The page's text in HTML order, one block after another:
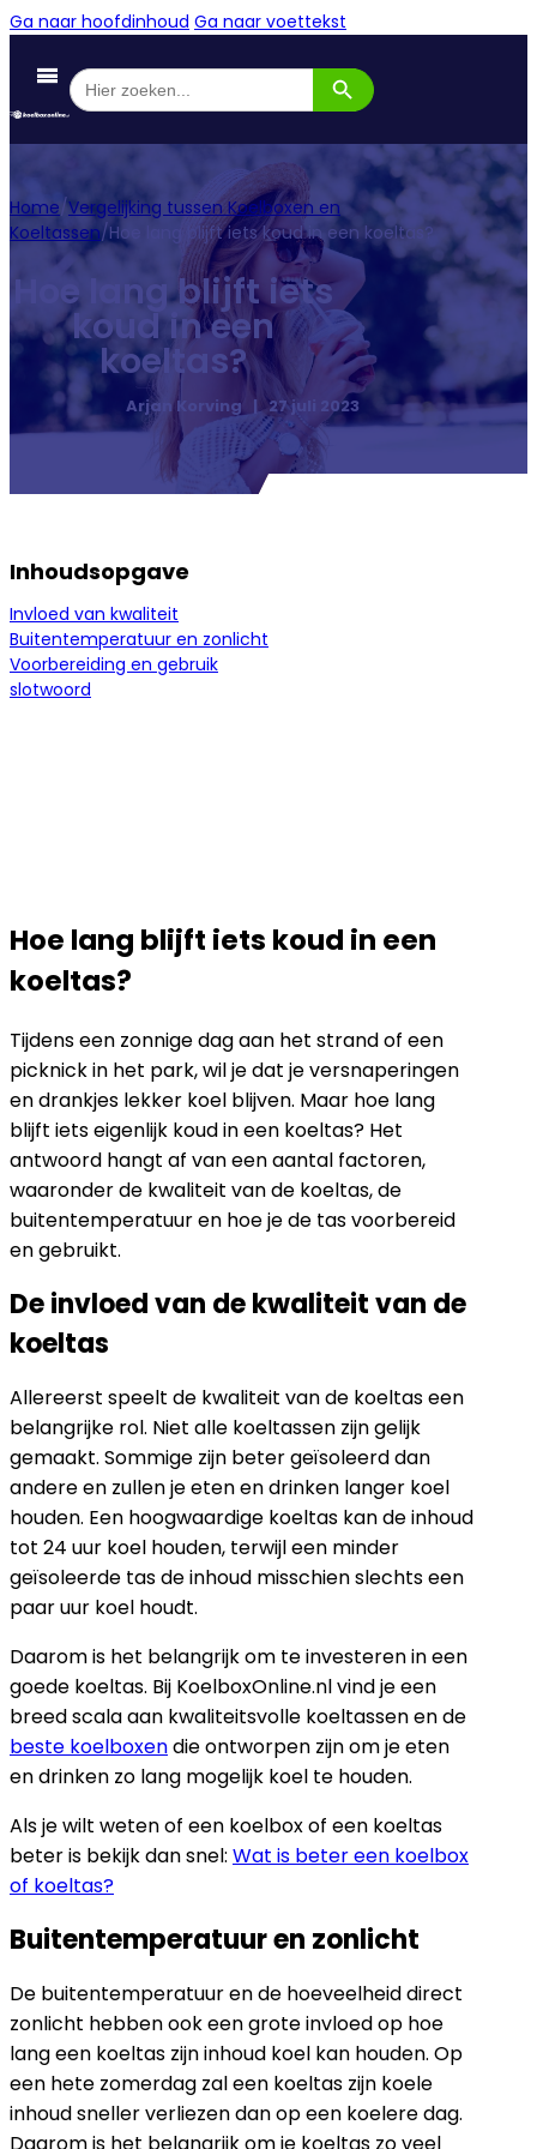
Ga naar hoofdinhoud Ga naar voettekst
Zoek
naar:
Zoekknop
Home/Vergelijking tussen Koelboxen en
Koeltassen/Hoe lang blijft iets koud in een koeltas?
Hoe lang blijft iets
koud in een
koeltas?
Arjan Korving | 27 juli 2023
Inhoudsopgave
Invloed van kwaliteit
Buitentemperatuur en zonlicht
Voorbereiding en gebruik
slotwoord
Hoe lang blijft iets koud in een
koeltas?
Tijdens een zonnige dag aan het strand of een
picknick in het park, wil je dat je versnaperingen
en drankjes lekker koel blijven. Maar hoe lang
blijft iets eigenlijk koud in een koeltas? Het
antwoord hangt af van een aantal factoren,
waaronder de kwaliteit van de koeltas, de
buitentemperatuur en hoe je de tas voorbereid
en gebruikt.
De invloed van de kwaliteit van de
koeltas
Allereerst speelt de kwaliteit van de koeltas een
belangrijke rol. Niet alle koeltassen zijn gelijk
gemaakt. Sommige zijn beter geïsoleerd dan
andere en zullen je eten en drinken langer koel
houden. Een hoogwaardige koeltas kan de inhoud
tot 24 uur koel houden, terwijl een minder
geïsoleerde tas de inhoud misschien slechts een
paar uur koel houdt.
Daarom is het belangrijk om te investeren in een
goede koeltas. Bij KoelboxOnline.nl vind je een
breed scala aan kwaliteitsvolle koeltassen en de
beste koelboxendie ontworpen zijn om je eten
en drinken zo lang mogelijk koel te houden.
Als je wilt weten of een koelbox of een koeltas
beter is bekijk dan snel: Wat is beter een koelbox
of koeltas?
Buitentemperatuur en zonlicht
De buitentemperatuur en de hoeveelheid direct
zonlicht hebben ook een grote invloed op hoe
lang een koeltas zijn inhoud koel kan houden. Op
een hete zomerdag zal een koeltas zijn koele
inhoud sneller verliezen dan op een koelere dag.
Daarom is het belangrijk om je koeltas zo veel